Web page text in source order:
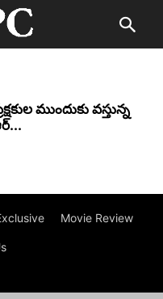
ముందుకు వస్తున్న
Movie Review